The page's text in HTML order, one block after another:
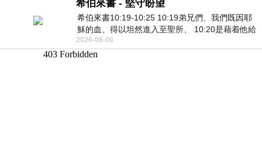
希伯來書 - 堅守盼望
希伯來書10:19-10:25 10:19弟兄們、我們既因耶
穌的血、得以坦然進入至聖所、 10:20是藉着他給
我們開了一條又新又活的路從幔子經過
2026-08-06